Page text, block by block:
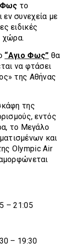
Φως το
εν συνεχεία με
ειδικές
χώρα.
“Αγιο Φως” θα
να φτάσει
της Αθήνας
της
εντός
το Μεγάλο
και
Olympic Air
– 21:05
– 19:30